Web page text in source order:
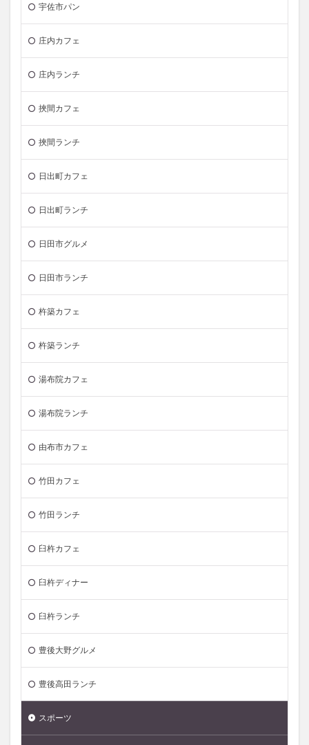
宇佐市パン
庄内カフェ
庄内ランチ
挾間カフェ
挾間ランチ
日出町カフェ
日出町ランチ
日田市グルメ
日田市ランチ
杵築カフェ
杵築ランチ
湯布院カフェ
湯布院ランチ
由布市カフェ
竹田カフェ
竹田ランチ
臼杵カフェ
臼杵ディナー
臼杵ランチ
豊後大野グルメ
豊後高田ランチ
スポーツ